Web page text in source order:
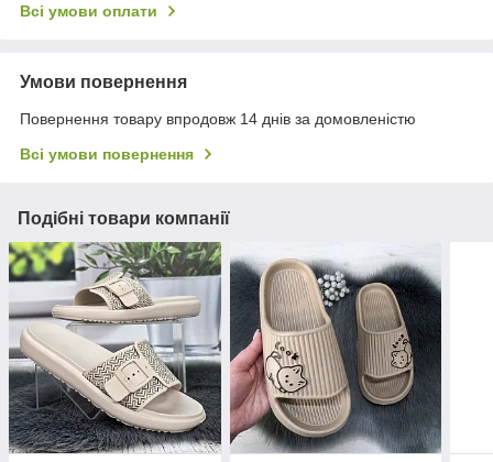
Всі умови оплати
Умови повернення
Повернення товару впродовж 14 днів за домовленістю
Всі умови повернення
Подібні товари компанії